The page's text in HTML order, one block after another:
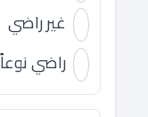
غير راضي
راضي